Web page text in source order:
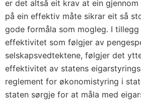
er det altså eit krav at ein
på ein effektiv måte sikrar eit så
gode formåla som mogleg. I
effektivitet som følgjer av
selskapsvedtektene, følgjer det
effektivitet av statens
reglement for økonomistyring i
staten sørgje for at måla med